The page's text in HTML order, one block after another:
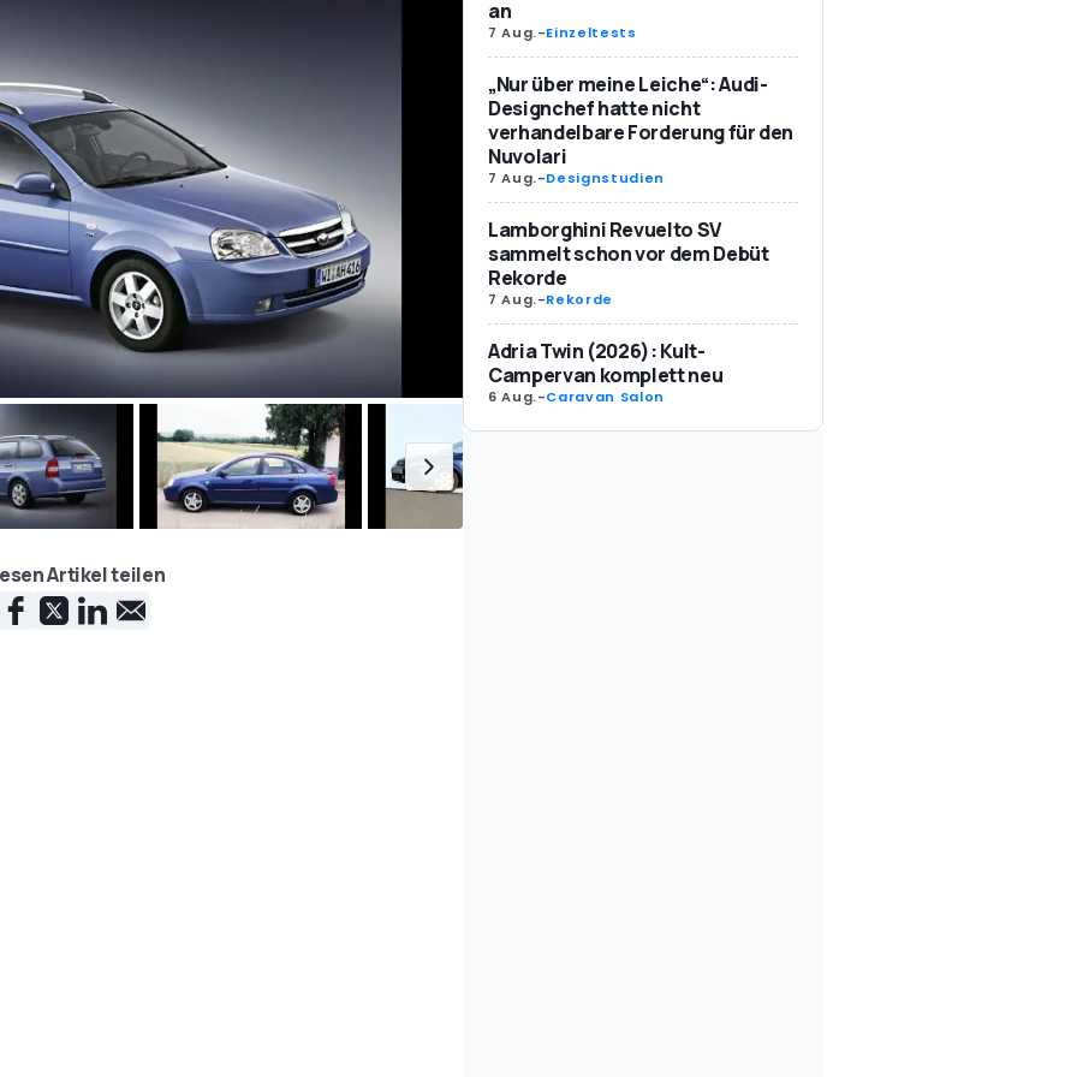
Artikel teilen
an
7 Aug.-Einzeltests
„Nur über meine Leiche“: Audi-
Designchef hatte nicht
verhandelbare Forderung für den
Nuvolari
7 Aug.-Designstudien
Lamborghini Revuelto SV
sammelt schon vor dem Debüt
Rekorde
7 Aug.-Rekorde
Adria Twin (2026): Kult-
Campervan komplett neu
6 Aug.-Caravan Salon